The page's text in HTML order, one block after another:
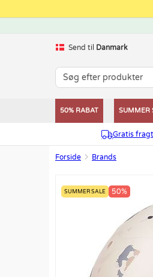
Send til Danmark
50% RABAT SUMMER
Gratis
Forside Brands
SUMMER SALE 50%